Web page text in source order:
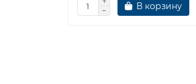
В корзину